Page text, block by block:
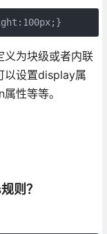
义为块级或者内联
以设置display属
性等等。
则？